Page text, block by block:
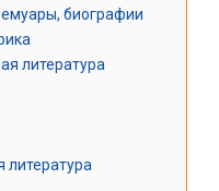
биографии
литература
литература